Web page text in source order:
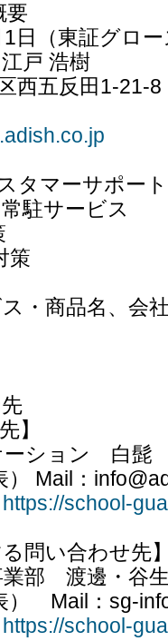
要
東証グロー
戸 浩樹
西五反田1-
タマーサポー
駐サービス
策
・商品名、会
】
ーション 白髭
） Mail：
https://school-
問い合わせ先
業部 渡邊・谷
） Mail：sg-
https://school-